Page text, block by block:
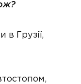
в Грузії,